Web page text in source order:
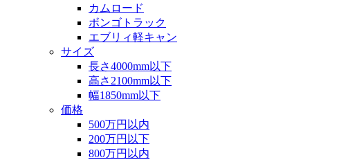
カムロード
ボンゴトラック
エブリィ軽キャン
サイズ
長さ4000mm以下
高さ2100mm以下
幅1850mm以下
価格
500万円以内
200万円以下
800万円以内